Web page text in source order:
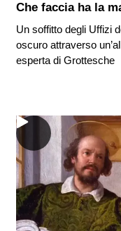
Che faccia ha la
Un soffitto degli Uffizi
oscuro attraverso
esperta di Grottesche